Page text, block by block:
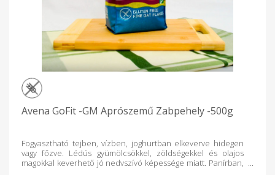
Avena GoFit -GM Aprószemű Zabpehely -500g
Fogyasztható tejben, vízben, joghurtban elkeverve hidegen
vagy főzve. Lédús gyümölcsökkel, zöldségekkel és olajos
magokkal keverhető jó nedvszívó képessége miatt. Panírban,